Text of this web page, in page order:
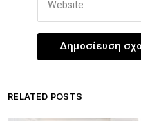
RELATED POSTS